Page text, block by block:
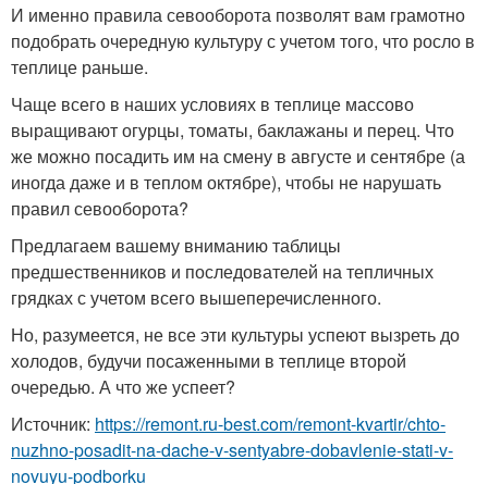
И именно правила севооборота позволят вам грамотно
подобрать очередную культуру с учетом того, что росло в
теплице раньше.
Чаще всего в наших условиях в теплице массово
выращивают огурцы, томаты, баклажаны и перец. Что
же можно посадить им на смену в августе и сентябре (а
иногда даже и в теплом октябре), чтобы не нарушать
правил севооборота?
Предлагаем вашему вниманию таблицы
предшественников и последователей на тепличных
грядках с учетом всего вышеперечисленного.
Но, разумеется, не все эти культуры успеют вызреть до
холодов, будучи посаженными в теплице второй
очередью. А что же успеет?
Источник: https://remont.ru-best.com/remont-kvartir/chto-
nuzhno-posadit-na-dache-v-sentyabre-dobavlenie-stati-v-
novuyu-podborku